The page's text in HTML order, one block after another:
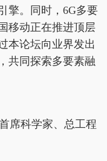
擎。同时，6G多要
移动正在推进顶层
本论坛向业界发出
共同探索多要素融
席科学家、总工程